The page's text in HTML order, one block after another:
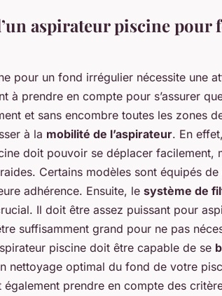
aspirateur piscine pour
pour un fond irrégulier nécessite une
à prendre en compte pour s’assurer
et sans encombre toutes les zones
à la mobilité de l’aspirateur. En
doit pouvoir se déplacer facilement,
Certains modèles sont équipés
adhérence. Ensuite, le système de
Il doit être assez puissant pour
suffisamment grand pour ne pas
piscine doit être capable de se
nettoyage optimal du fond de votre
prendre en compte des